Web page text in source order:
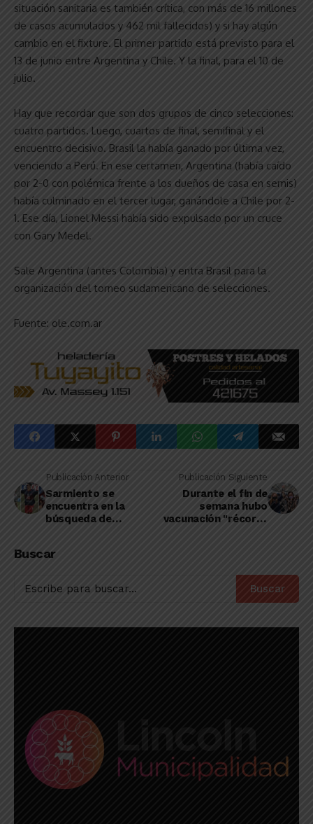
situación sanitaria es también crítica, con más de 16 millones
de casos acumulados y 462 mil fallecidos) y si hay algún
cambio en el fixture. El primer partido está previsto para el
13 de junio entre Argentina y Chile. Y la final, para el 10 de
julio.
Hay que recordar que son dos grupos de cinco selecciones:
cuatro partidos. Luego, cuartos de final, semifinal y el
encuentro decisivo. Brasil la había ganado por última vez,
venciendo a Perú. En ese certamen, Argentina (había caído
por 2-0 con polémica frente a los dueños de casa en semis)
había culminado en el tercer lugar, ganándole a Chile por 2-
1. Ese día, Lionel Messi había sido expulsado por un cruce
con Gary Medel.
Sale Argentina (antes Colombia) y entra Brasil para la
organización del torneo sudamericano de selecciones.
Fuente: ole.com.ar
Publicación Anterior
Sarmiento se
encuentra en la
búsqueda de
Publicación Siguiente
Durante el fin de
semana hubo
vacunación "récord"
Buscar
Buscar